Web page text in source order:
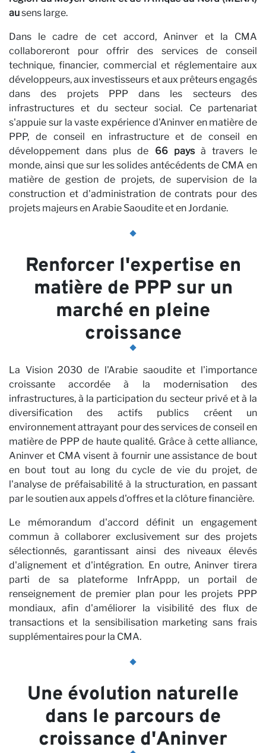
ausens large.
Dans le cadre de cet accord, Aninver et la CMA
collaboreront pour offrir des services de conseil
technique, financier, commercial et réglementaire aux
développeurs, aux investisseurs et aux prêteurs engagés
dans des projets PPP dans les secteurs des
infrastructures et du secteur social. Ce partenariat
s'appuie sur la vaste expérience d'Aninver en matière de
PPP, de conseil en infrastructure et de conseil en
développement dans plus de 66 paysà travers le
monde, ainsi que sur les solides antécédents de CMA en
matière de gestion de projets, de supervision de la
construction et d'administration de contrats pour des
projets majeurs en Arabie Saoudite et en Jordanie.
Renforcer l'expertise en
matière de PPP sur un
marché en pleine
croissance
La Vision 2030 de l'Arabie saoudite et l'importance
croissante accordée à la modernisation des
infrastructures, à la participation du secteur privé et à la
diversification des actifs publics créent un
environnement attrayant pour des services de conseil en
matière de PPP de haute qualité. Grâce à cette alliance,
Aninver et CMA visent à fournir une assistance de bout
en bout tout au long du cycle de vie du projet, de
l'analyse de préfaisabilité à la structuration, en passant
par le soutien aux appels d'offres et la clôture financière.
Le mémorandum d'accord définit un engagement
commun à collaborer exclusivement sur des projets
sélectionnés, garantissant ainsi des niveaux élevés
d'alignement et d'intégration. En outre, Aninver tirera
parti de sa plateforme InfrAppp, un portail de
renseignement de premier plan pour les projets PPP
mondiaux, afin d'améliorer la visibilité des flux de
transactions et la sensibilisation marketing sans frais
supplémentaires pour la CMA.
Une évolution naturelle
dans le parcours de
croissance d'Aninver